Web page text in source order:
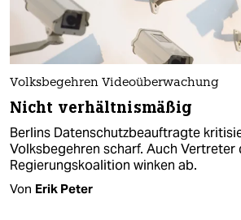
Volksbegehren Videoüberwachung
Nicht verhältnismäßig
Berlins Datenschutzbeauftragte
Volksbegehren scharf. Auch Vertreter
Regierungskoalition winken ab.
Von Erik Peter